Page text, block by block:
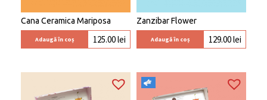
Cana Ceramica Mariposa
Adaugă în coș 125.00lei
Zanzibar Flower
Adaugă în coș 129.00lei